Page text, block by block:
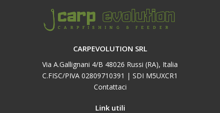
CARPEVOLUTION SRL
Via A.Gallignani 4/B 48026 Russi (RA), Italia
C.FISC/PIVA 02809710391 | SDI M5UXCR1
Contattaci
Link utili